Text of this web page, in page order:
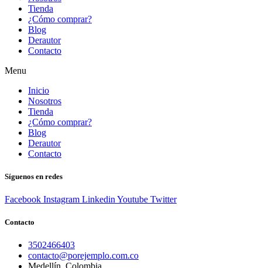
Tienda
¿Cómo comprar?
Blog
Derautor
Contacto
Menu
Inicio
Nosotros
Tienda
¿Cómo comprar?
Blog
Derautor
Contacto
Síguenos en redes
Facebook Instagram Linkedin Youtube Twitter
Contacto
3502466403
contacto@porejemplo.com.co